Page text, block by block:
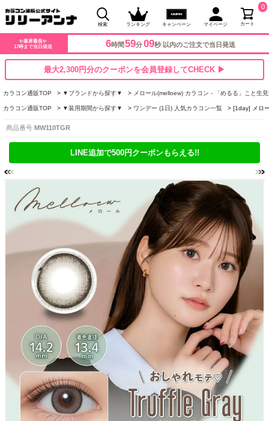
検索 ランキング キャンペーン マイページ カート
0
✨業界最長✨
17時まで当日発送
6時間 59分08秒 以内のご注文で当日発送
最大2,300円分のクーポンを会員登録してCHECK ▶
カラコン通販TOP ▼ブランドから探す▼ メロール(melloew) カラコン - 「めるる」こと生
カラコン通販TOP ▼装用期間から探す▼ ワンデー (1日) 人気カラコン一覧 [1day] メロ
商品番号 MW110TGR
LINE追加で500円クーポンもらえる!!